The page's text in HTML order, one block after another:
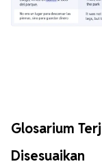
Glosarium
Disesuaikan